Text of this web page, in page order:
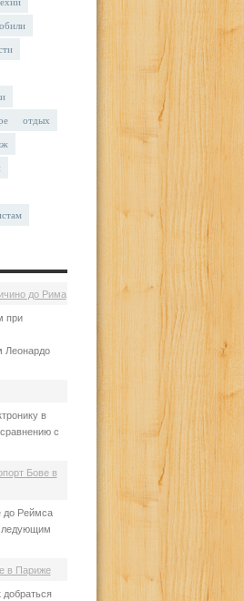
отдых
до Рима
при
Леонардо
в
с
Бове в
до Реймса
в Париже